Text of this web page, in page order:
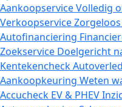
AankoopserviceVolledig
Verkoopservice
Autofinanciering
Zoekservice Doelgericht
Kentekencheck
Aankoopkeuring Weten
Accucheck EV & PHEV